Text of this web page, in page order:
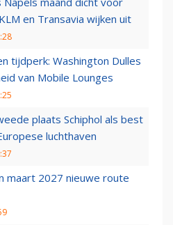
en Transavia wijken uit
tijdperk: Washington Dulles
van Mobile Lounges
plaats Schiphol als best
luchthaven
maart 2027 nieuwe route